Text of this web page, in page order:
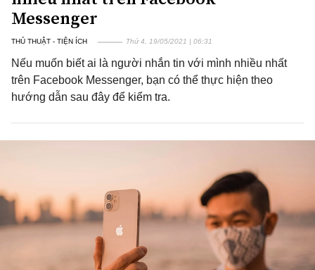
Messenger
THỦ THUẬT - TIỆN ÍCH Thứ 4, 19/05/2021 | 06:31
Nếu muốn biết ai là người nhắn tin với mình nhiều nhất
trên Facebook Messenger, bạn có thể thực hiện theo
hướng dẫn sau đây để kiểm tra.